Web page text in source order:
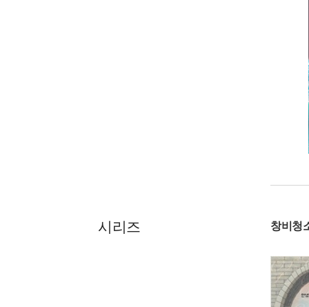
시리즈 창비청